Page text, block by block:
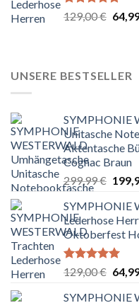
Bewertet
5.00
129,00€
UNSERE BESTSELLER
SYMPHONIE
Unitasche
Aktentasche
Cognac Braun
299,99€
war:
SYMPHONIE
Lederhose
Oktoberfest
Bewertet
5.00
von 5
129,00€
war:
SYMPHONIE